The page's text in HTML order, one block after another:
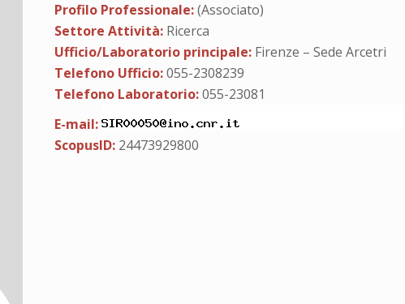
Profilo Professionale:(Associato)
Settore Attività: Ricerca
Ufficio/Laboratorio principale: Firenze – Sede Arcetri
Telefono Ufficio:055-2308239
Telefono Laboratorio:055-23081
E-mail:
ScopusID: 24473929800